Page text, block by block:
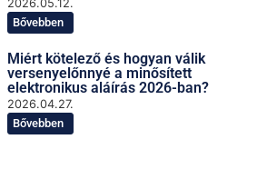
2026.05.12.
Bővebben
Miért kötelező és hogyan válik
versenyelőnnyé a minősített
elektronikus aláírás 2026-ban?
2026.04.27.
Bővebben